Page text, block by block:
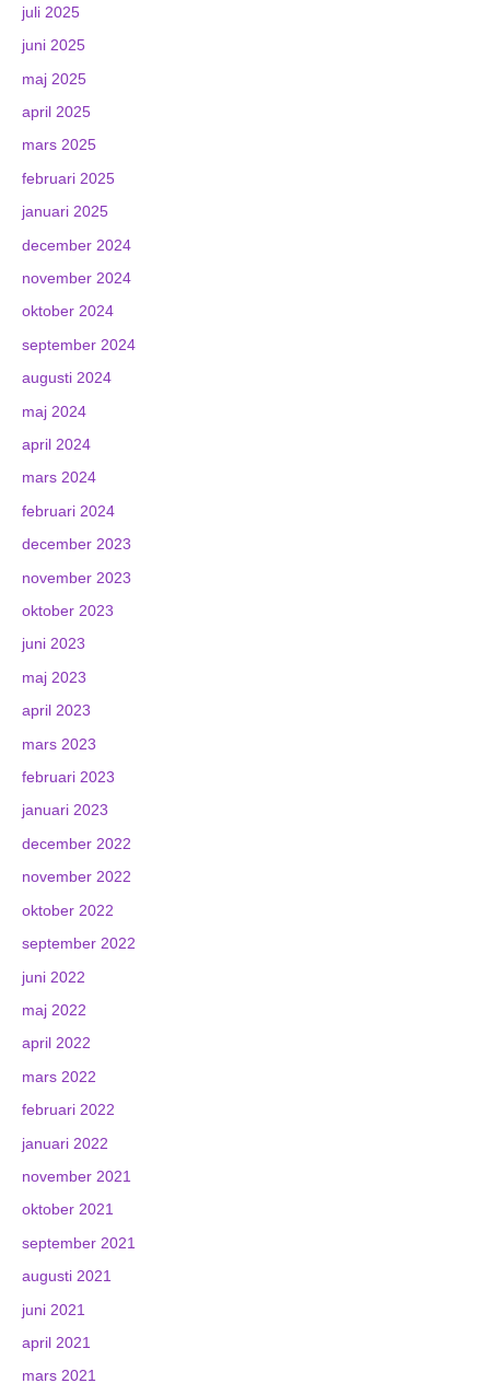
juli 2025
juni 2025
maj 2025
april 2025
mars 2025
februari 2025
januari 2025
december 2024
november 2024
oktober 2024
september 2024
augusti 2024
maj 2024
april 2024
mars 2024
februari 2024
december 2023
november 2023
oktober 2023
juni 2023
maj 2023
april 2023
mars 2023
februari 2023
januari 2023
december 2022
november 2022
oktober 2022
september 2022
juni 2022
maj 2022
april 2022
mars 2022
februari 2022
januari 2022
november 2021
oktober 2021
september 2021
augusti 2021
juni 2021
april 2021
mars 2021